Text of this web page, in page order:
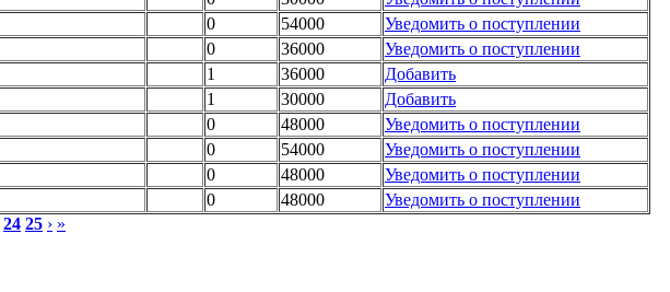
0 54000
Уведомить о поступлении
0 36000
Уведомить о поступлении
1 36000
Добавить
1 30000
Добавить
0 48000
Уведомить о поступлении
0 54000
Уведомить о поступлении
0 48000
Уведомить о поступлении
0 48000
Уведомить о поступлении
24 25 › »